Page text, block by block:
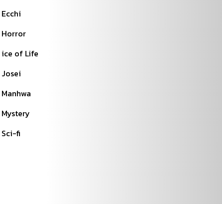
Ecchi
Horror
ice of Life
Josei
Manhwa
Mystery
Sci-fi